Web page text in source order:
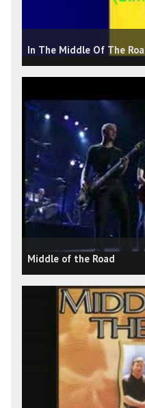
In The Middle Of The
Middle of the Road